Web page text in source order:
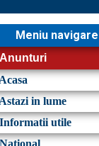
Meniu navigare
Anunturi
Acasa
Astazi in lume
Informatii utile
National